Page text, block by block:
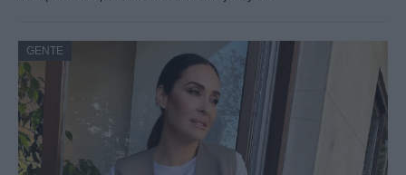
GENTE